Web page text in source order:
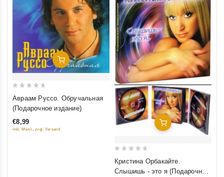
Добавить В Корзину
out
5
Авраам Руссо. Обручальная
(Подарочное издание)
€8,99
inkl. Mwst., zzgl. Versand
Добавить В Корзину
out
Кристина Орбакайте.
Слышишь - это я (Подарочное